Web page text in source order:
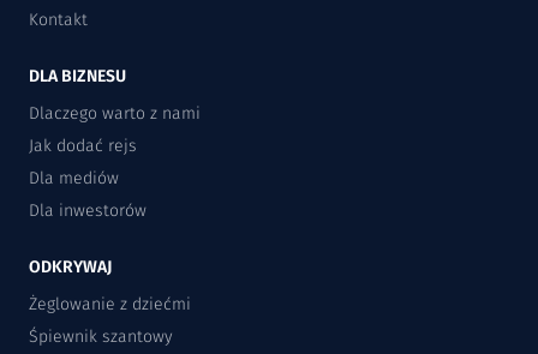
Kontakt
DLA BIZNESU
Dlaczego warto z nami
Jak dodać rejs
Dla mediów
Dla inwestorów
ODKRYWAJ
Żeglowanie z dziećmi
Śpiewnik szantowy